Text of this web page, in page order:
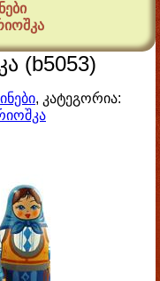
(b5053)
, კატეგორია: